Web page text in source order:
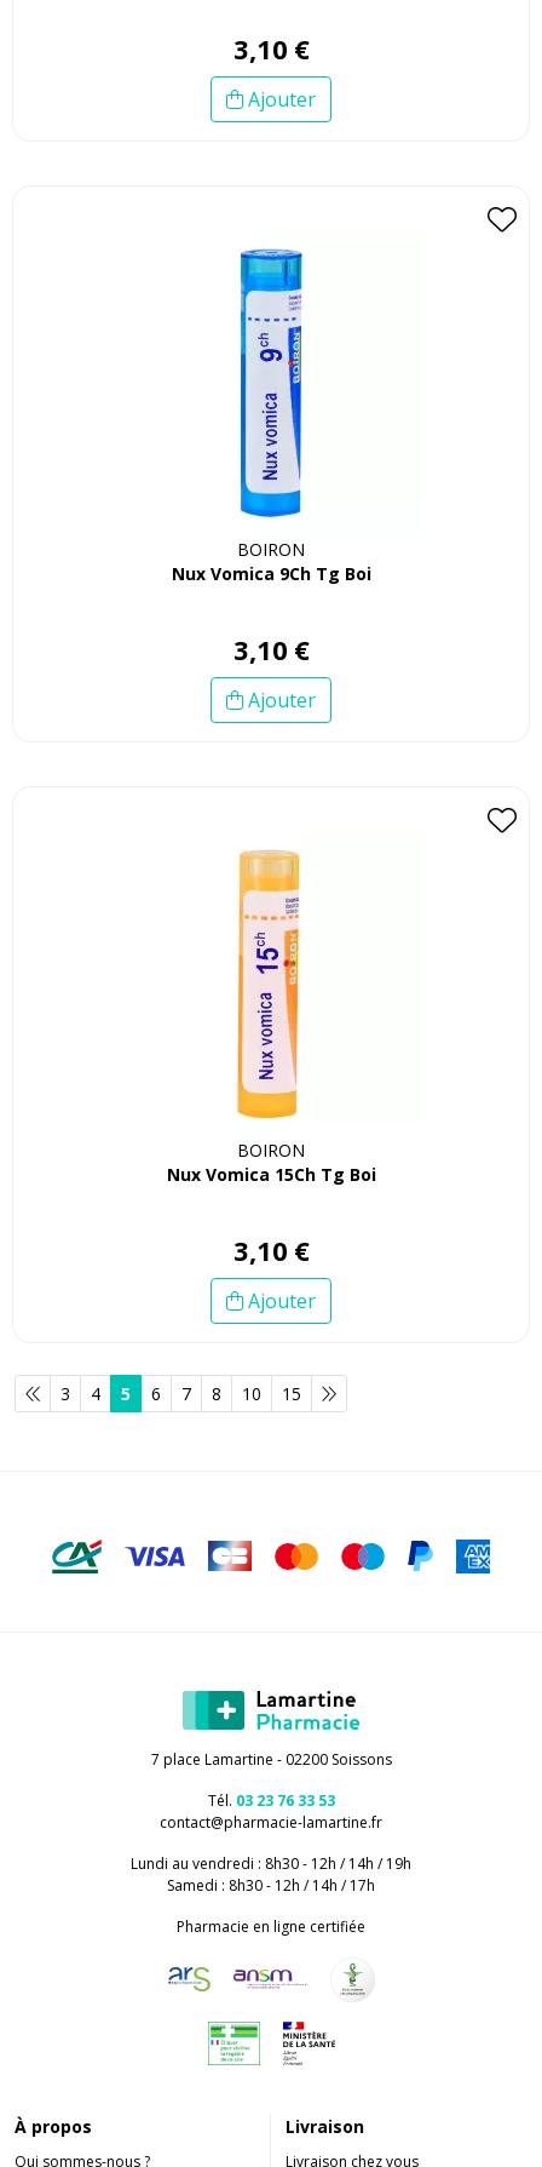
3,10 €
Ajouter
BOIRON
Nux Vomica 9Ch Tg Boi
3,10 €
Ajouter
BOIRON
Nux Vomica 15Ch Tg Boi
3,10 €
Ajouter
3 4 5 6 7 8 10 15
7 place Lamartine - 02200 Soissons
Tél. 03 23 76 33 53
contact@pharmacie-lamartine.fr
Lundi au vendredi : 8h30 - 12h / 14h / 19h
Samedi : 8h30 - 12h / 14h / 17h
Pharmacie en ligne certifiée
À propos
Qui sommes-nous ?
Livraison
Livraison chez vous